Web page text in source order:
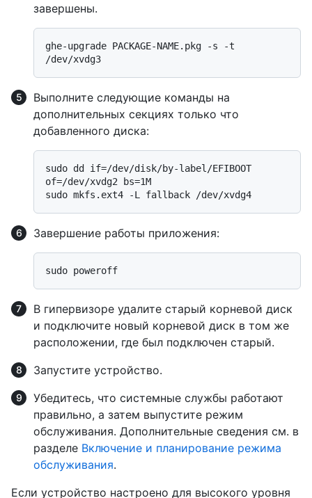
завершены.
ghe-upgrade PACKAGE-NAME.pkg -s -t
Выполните следующие команды на
дополнительных секциях только что
добавленного диска:
sudo dd if=/dev/disk/by-label/EFIBOOT
of=/dev/xvdg2 bs=1M
Завершение работы приложения:
В гипервизоре удалите старый корневой диск
и подключите новый корневой диск в том же
расположении, где был подключен старый.
Запустите устройство.
Убедитесь, что системные службы работают
правильно, а затем выпустите режим
обслуживания. Дополнительные сведения см. в
разделе Включение и планирование режима
обслуживания.
Если устройство настроено для высокого уровня